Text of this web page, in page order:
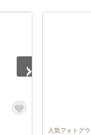
人気フォトグ